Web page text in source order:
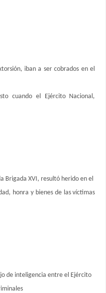
iban a ser cobrados en el
cuando el Ejército Nacional,
Brigada XVI, resultó herido en el
honra y bienes de las víctimas
de inteligencia entre el Ejército